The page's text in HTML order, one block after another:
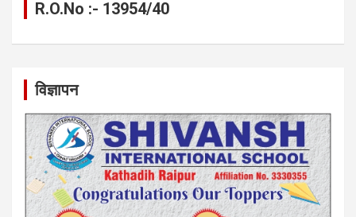
R.O.No :- 13954/40
विज्ञापन